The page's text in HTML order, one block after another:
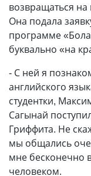
возвращаться
Она подала
программе
буквально «на
- С ней я
английского
студентки,
Сагынай
Гриффита. Не
мы общались
мне бесконечно
человеком.